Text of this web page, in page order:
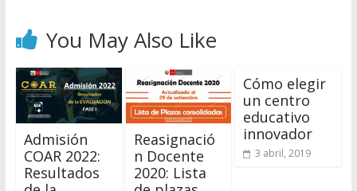
You May Also Like
Admisión
COAR 2022:
Resultados
Reasignació
n Docente
2020: Lista
Cómo elegir
un centro
educativo
innovador
3 abril, 2019